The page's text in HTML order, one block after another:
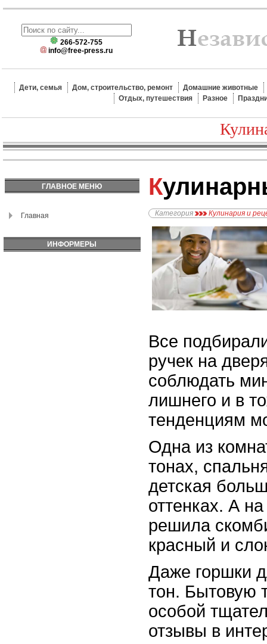
266-572-755
info@free-press.ru
Дети, семья Дом, строительство, ремонт
Домашние животные
Отдых, путешествия
Разное
ГЛАВНОЕ МЕНЮ
Главная
ИНФОРМЕРЫ
Категория Кулинария и
Все
ручек на
соблюдать
лишнего и в
тенденциям
Одна из
тонах,
детская
оттенках. А
решила
красный и
Даже горшки
тон. Бытовую
особой
отзывы в